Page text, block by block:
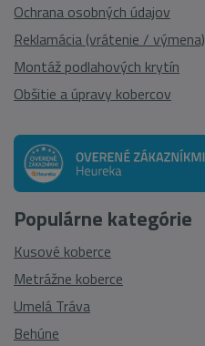
Ochrana osobných údajov
Reklamácia (vrátenie / výmena)
Montáž podlahových krytín
Obšitie a úpravy kobercov
Populárne kategórie
Kusové koberce
Metrážne koberce
Umelá Tráva
Behúne